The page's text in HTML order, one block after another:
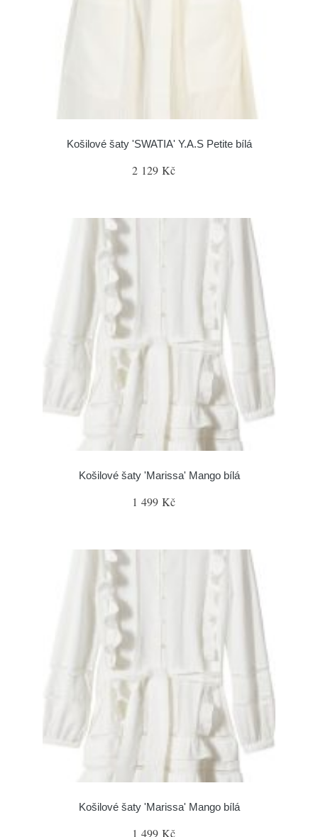
Košilové šaty 'SWATIA' Y.A.S Petite bílá
2 129 Kč
Košilové šaty 'Marissa' Mango bílá
1 499 Kč
Košilové šaty 'Marissa' Mango bílá
1 499 Kč